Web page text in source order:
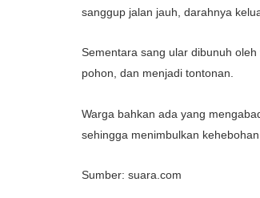
sanggup jalan jauh, darahnya
Sementara sang ular dibunuh
pohon, dan menjadi tontonan.
Warga bahkan ada yang
sehingga menimbulkan
Sumber: suara.com